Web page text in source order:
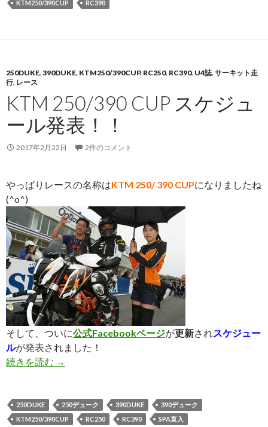
KTM250/390CUP
RC390
250DUKE, 390DUKE, KTM250/390CUP, RC250, RC390, U4誌, サーキット走
行, レース
KTM 250/390 CUP スケジュ
ール発表！！
2017年2月22日 2件のコメント
やっぱりレースの名称はKTM 250/ 390 CUPになりましたね
(^o^)
そして、ついに公式Facebookページが更新されスケジュー
ルが発表されました！
続きを読む KTM 250/390 CUP スケジュール発表！！
→
250DUKE 250デューク 390DUKE
390デューク
KTM250/390CUP
RC250 RC390
SPA直入